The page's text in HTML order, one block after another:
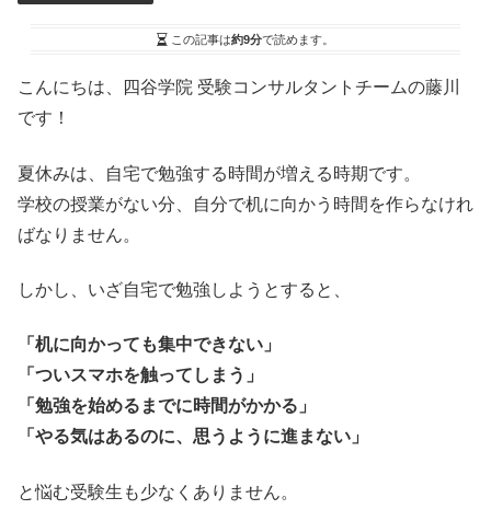
この記事は約9分で読めます。
こんにちは、四谷学院 受験コンサルタントチームの藤川
です！
夏休みは、自宅で勉強する時間が増える時期です。
学校の授業がない分、自分で机に向かう時間を作らなけれ
ばなりません。
しかし、いざ自宅で勉強しようとすると、
「机に向かっても集中できない」
「ついスマホを触ってしまう」
「勉強を始めるまでに時間がかかる」
「やる気はあるのに、思うように進まない」
と悩む受験生も少なくありません。